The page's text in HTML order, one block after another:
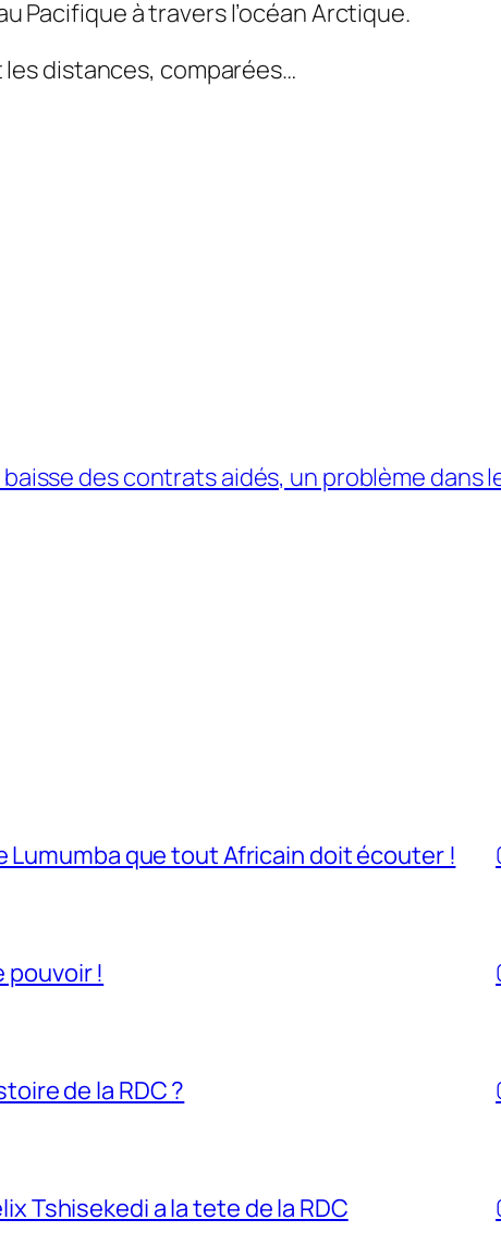
Pacifique à travers l’océan Arctique.
distances, comparées…
baisse des contrats aidés, un problème dans
Lumumba que tout Africain doit écouter !
pouvoir !
de la RDC ?
Tshisekedi a la tete de la RDC